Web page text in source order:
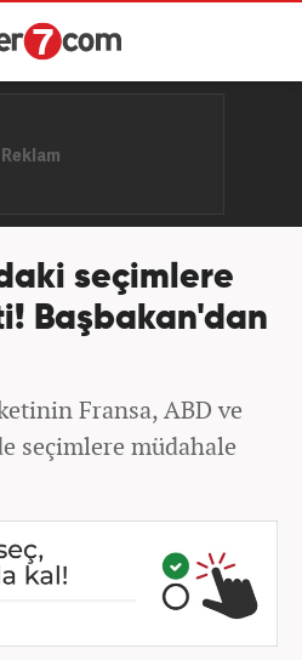
seçimlere
Başbakan'dan
Fransa, ABD ve
seçimlere müdahale